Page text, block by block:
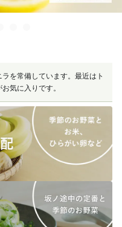
を常備しています。最近はト
気に入りです。